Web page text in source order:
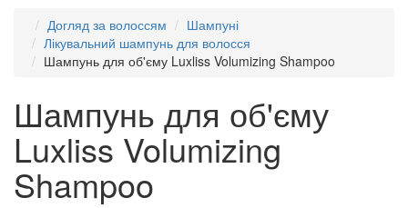
Догляд за волоссям
Шампуні
Лікувальний шампунь для волосся
Шампунь для об'єму Luxliss Volumizing Shampoo
Шампунь для об'єму
Luxliss Volumizing
Shampoo